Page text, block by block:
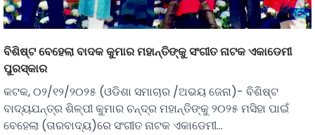
ବିଶିଷ୍ଟ ବେହେଲା ବାଦକ କୁମାର ମହାନ୍ତିଙ୍କୁ ସଂଗୀତ ନାଟକ ଏକାଡେମୀ
ପୁରସ୍କାର
କଟକ, ୦୨/୧୨/୨୦୨୫ (ଓଡିଶା ସମାଚାର /ଅଭୟ ଜେନା)- ବିଶିଷ୍ଟ
ବାଦ୍ୟଯନ୍ତ୍ର ଶିଳ୍ପୀ କୁମାର ଚନ୍ଦ୍ର ମହାନ୍ତିଙ୍କୁ ୨୦୨୫ ମସିହା ପାଇଁ
ବେହେଲା (ତାରବାଦ୍ୟ)ରେ ସଂଗୀତ ନାଟକ ଏକାଡେମୀ…